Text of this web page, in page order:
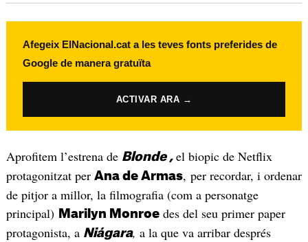
Afegeix ElNacional.cat a les teves fonts preferides de
Google de manera gratuïta
ACTIVAR ARA →
Aprofitem l’estrena de Blonde , el biopic de Netflix
protagonitzat per Ana de Armas, per recordar, i ordenar
de pitjor a millor, la filmografia (com a personatge
principal) Marilyn Monroedes del seu primer paper
protagonista, a Niágara, a la que va arribar després